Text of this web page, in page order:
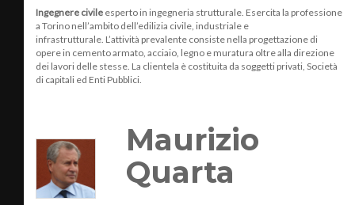
Ingegnere civile esperto in ingegneria strutturale. Esercita la professione
a Torino nell’ambito dell’edilizia civile, industriale e
infrastrutturale. L’attività prevalente consiste nella progettazione di
opere in cemento armato, acciaio, legno e muratura oltre alla direzione
dei lavori delle stesse. La clientela è costituita da soggetti privati, Società
di capitali ed Enti Pubblici.
Maurizio
Quarta